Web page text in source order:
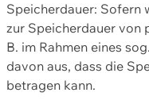
Speicherdauer: Sofern
zur Speicherdauer von
B. im Rahmen eines
davon aus, dass die
betragen kann.